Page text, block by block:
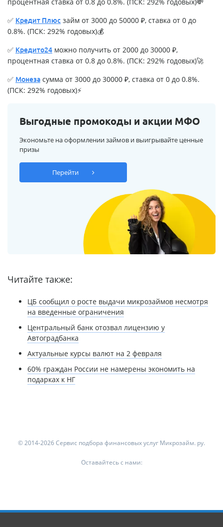
✅ Кредит Плюс займ от 3000 до 50000 ₽, ставка от 0 до
0.8%. (ПСК: 292% годовых)💰
✅ Кредито24 можно получить от 2000 до 30000 ₽,
процентная ставка от 0.8 до 0.8%. (ПСК: 292% годовых)🚀
✅ Монеза сумма от 3000 до 30000 ₽, ставка от 0 до 0.8%.
(ПСК: 292% годовых)⚡
Выгодные промокоды и акции МФО
Экономьте на оформлении займов и выигрывайте ценные
призы
Перейти
Читайте также:
ЦБ сообщил о росте выдачи микрозаймов несмотря
на введенные ограничения
Центральный банк отозвал лицензию у
Автоградбанка
Актуальные курсы валют на 2 февраля
60% граждан России не намерены экономить на
подарках к НГ
© 2014-2026 Сервис подбора финансовых услуг Микрозайм. ру.
Оставайтесь с нами: